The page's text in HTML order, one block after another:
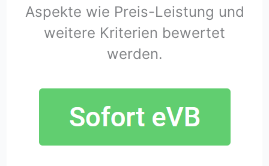
Aspekte wie Preis-Leistung und
weitere Kriterien bewertet
werden.